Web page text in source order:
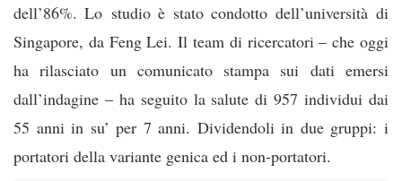
dell’86%. Lo studio è stato condotto dell’università di
Singapore, da Feng Lei. Il team di ricercatori – che oggi
ha rilasciato un comunicato stampa sui dati emersi
dall’indagine – ha seguito la salute di 957 individui dai
55 anni in su’ per 7 anni. Dividendoli in due gruppi: i
portatori della variante genica ed i non-portatori.